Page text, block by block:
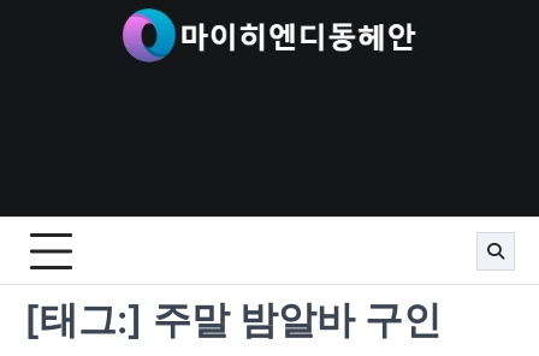
[태그:] 주말 밤알바 구인